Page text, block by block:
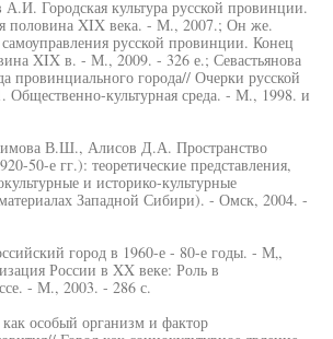
Городская культура русской провинции.
половина XIX века. - М., 2007.; Он же.
самоуправления русской провинции. Конец
XIX в. - М., 2009. - 326 е.; Севастьянова
провинциального города// Очерки русской
Общественно-культурная среда. - М., 1998. и
В.Ш., Алисов Д.А. Пространство
50-е гг.): теоретические представления,
и историко-культурные
Западной Сибири). - Омск, 2004. -
город в 1960-е - 80-е годы. - М„
России в XX веке: Роль в
- М., 2003. - 286 с.
особый организм и фактор